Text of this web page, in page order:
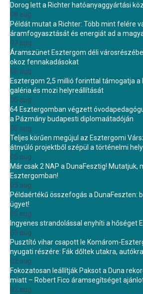
Dorog lett a Richter hatóanyaggyártási
08 aug.
Példát mutat a Richter: Több mint felére
áramfogyasztását és energiát ad a
07 aug.
Áramszünet Esztergom déli
okoz fennakadásokat
06 aug.
Esztergom 2,5 millió forinttal támogatja a
galéria és mozi helyreállítását
06 aug.
64 Esztergomban végzett
a Pázmány budapesti diplomaátadóján
06 aug.
Teljes körűen megújul az Esztergomi
átnyúló projektből szépül a történelmi
06 aug.
Már csak 2 NAP a DunaFesztig! Mutatjuk,
Esztergomban!
05 aug.
Példaértékű összefogás a DunaFeszten:
ügyet!
05 aug.
Ingyenes strandolással enyhíti a hőséget
03 aug.
Pusztító vihar csapott le Komárom-
nyugati részére: Fák dőltek utakra,
02 aug.
Fokozatosan leállítják Paksot a Duna
miatt – Robert Fico áramsegítséget
02 aug.